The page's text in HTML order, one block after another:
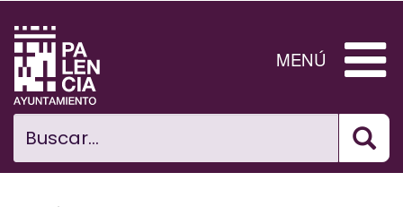
contenido
principal
Buscar...
MENÚ
Ciudad
El Ayuntamiento